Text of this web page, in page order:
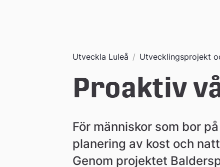
Utveckla Luleå / Utvecklingsprojekt
Proaktiv
För människor som bor
planering av kost och
Genom projektet